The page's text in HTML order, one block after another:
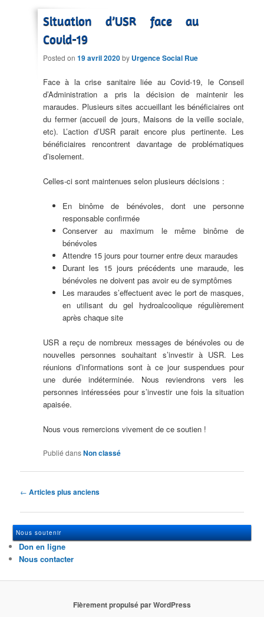
Situation d’USR face au
Covid-19
Posted on19 avril 2020by Urgence Social Rue
Face à la crise sanitaire liée au Covid-19, le Conseil
d’Administration a pris la décision de maintenir les
maraudes. Plusieurs sites accueillant les bénéficiaires ont
du fermer (accueil de jours, Maisons de la veille sociale,
etc). L’action d’USR parait encore plus pertinente. Les
bénéficiaires rencontrent davantage de problématiques
d’isolement.
Celles-ci sont maintenues selon plusieurs décisions :
En binôme de bénévoles, dont une personne
responsable confirmée
Conserver au maximum le même binôme de
bénévoles
Attendre 15 jours pour tourner entre deux maraudes
Durant les 15 jours précédents une maraude, les
bénévoles ne doivent pas avoir eu de symptômes
Les maraudes s’effectuent avec le port de masques,
en utilisant du gel hydroalcoolique régulièrement
après chaque site
USR a reçu de nombreux messages de bénévoles ou de
nouvelles personnes souhaitant s’investir à USR. Les
réunions d’informations sont à ce jour suspendues pour
une durée indéterminée. Nous reviendrons vers les
personnes intéressées pour s’investir une fois la situation
apaisée.
Nous vous remercions vivement de ce soutien !
Publié dansNon classé
Navigation des articles
← Articles plus anciens
Nous soutenir
Don en ligne
Nous contacter
Fièrement propulsé par WordPress